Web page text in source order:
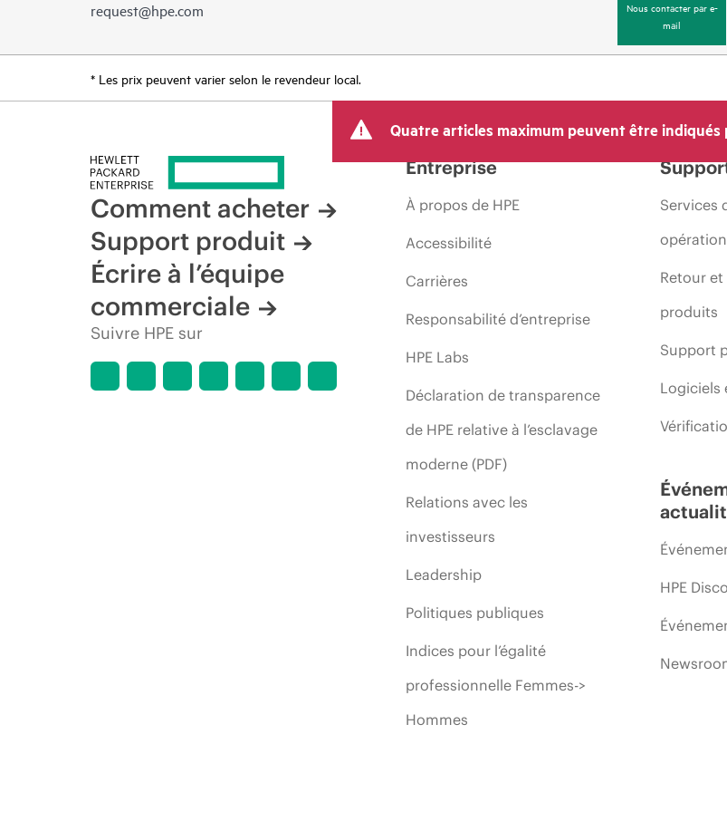
request@hpe.com
Nous contacter par e-
mail
* Les prix peuvent varier selon le revendeur local.
Quatre articles maximum peuvent être indiqués
Comment acheter
Support produit
Écrire à l’équipe
commerciale
Suivre HPE sur
Entreprise
À propos de HPE
Accessibilité
Carrières
Responsabilité d’entreprise
HPE Labs
Déclaration de transparence
de HPE relative à l’esclavage
moderne (PDF)
Relations avec les
investisseurs
Leadership
Politiques publiques
Indices pour l’égalité
professionnelle Femmes->
Hommes
Services
Retour
produits
Support
Logiciels
HPE